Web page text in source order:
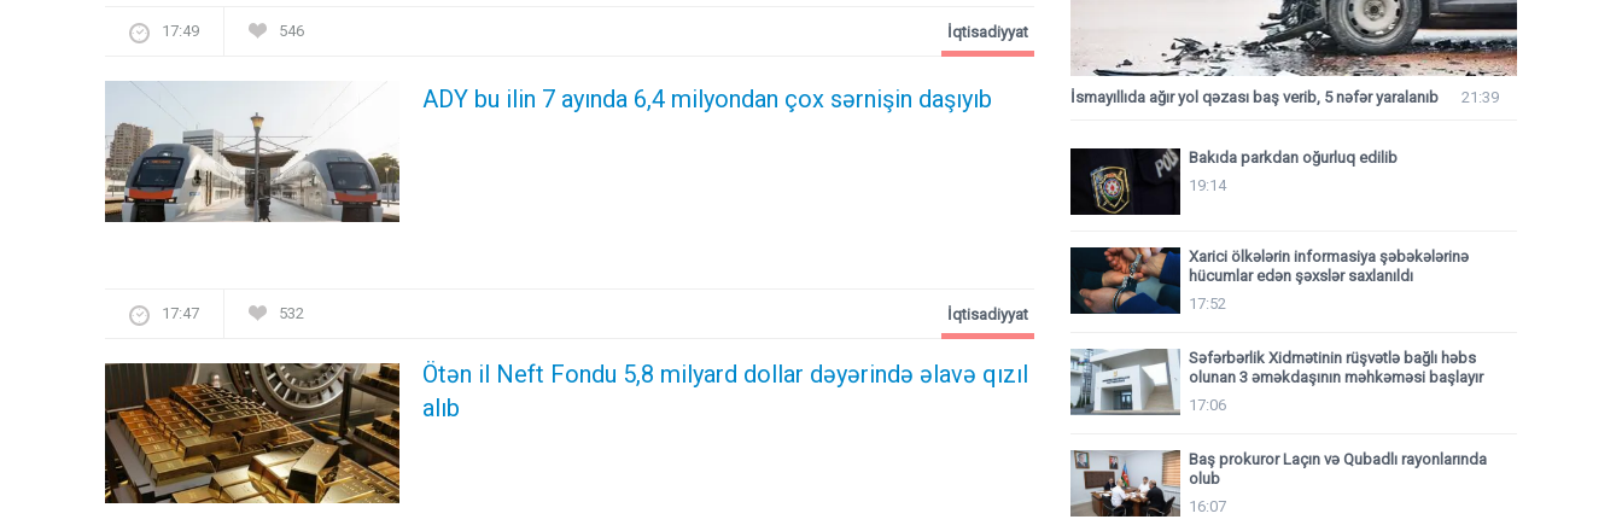
17:49 546
ADY bu ilin 7 ayında 6,4 milyondan çox sərnişin daşıyıb
İqtisadiyyat
17:47 532
Ötən il Neft Fondu 5,8 milyard dollar dəyərində əlavə qızıl
alıb
İqtisadiyyat
İsmayıllıda ağır yol qəzası baş verib, 5 nəfər yaralanıb 21:39
Bakıda parkdan oğurluq edilib
19:14
Xarici ölkələrin informasiya şəbəkələrinə
hücumlar edən şəxslər saxlanıldı
17:52
Səfərbərlik Xidmətinin rüşvətlə bağlı həbs
olunan 3 əməkdaşının məhkəməsi başlayır
17:06
Baş prokuror Laçın və Qubadlı rayonlarında
olub
16:07